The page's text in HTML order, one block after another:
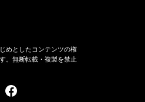
めとしたコンテンツの権
。無断転載・複製を禁止